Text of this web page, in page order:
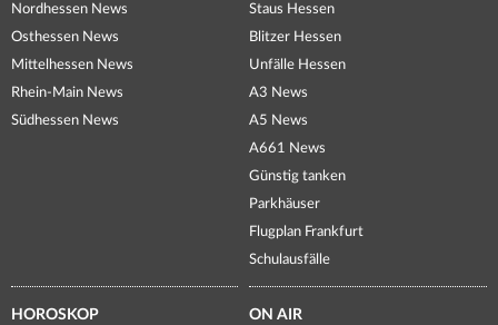
Nordhessen News
Osthessen News
Mittelhessen News
Rhein-Main News
Südhessen News
Staus Hessen
Blitzer Hessen
Unfälle Hessen
A3 News
A5 News
A661 News
Günstig tanken
Parkhäuser
Flugplan Frankfurt
Schulausfälle
HOROSKOP ON AIR